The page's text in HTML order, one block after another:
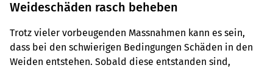
Weideschäden rasch beheben
Trotz vieler vorbeugenden Massnahmen kann es sein,
dass bei den schwierigen Bedingungen Schäden in den
Weiden entstehen. Sobald diese entstanden sind,